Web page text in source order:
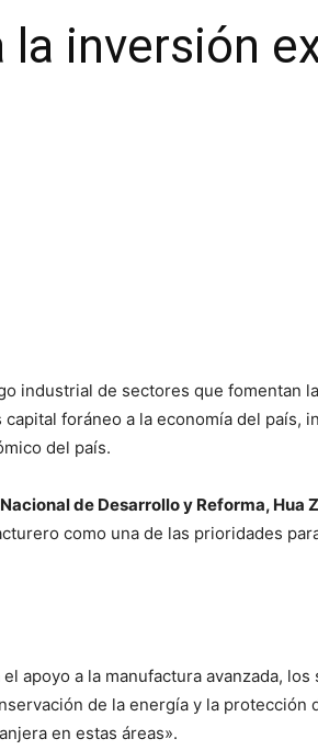
la inversión
industrial de sectores que fomentan
foráneo a la economía del país,
del país.
de Desarrollo y Reforma, Hua
como una de las prioridades
apoyo a la manufactura avanzada, los
de la energía y la protección
en estas áreas».